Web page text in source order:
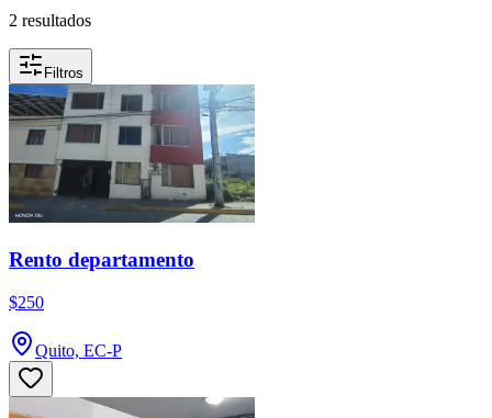
2 resultados
Filtros
Rento departamento
$250
Quito, EC-P